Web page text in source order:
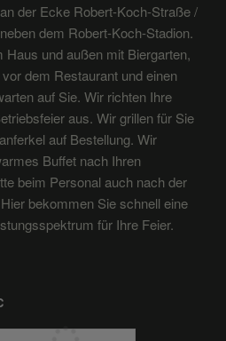
der Ecke Robert-Koch-Straße /
dem Robert-Koch-Stadion.
und außen mit Biergarten,
dem Restaurant und einen
auf Sie. Wir richten Ihre
aus. Wir grillen für Sie
auf Bestellung. Wir
Buffet nach Ihren
beim Personal auch nach der
bekommen Sie schnell eine
für Ihre Feier.